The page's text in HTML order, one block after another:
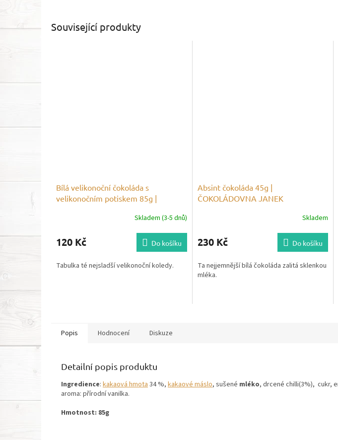
Související produkty
Bílá velikonoční čokoláda s
velikonočním potiskem 85g |
Skladem (3-5 dnů)
120 Kč Do košíku
Tabulka té nejsladší velikonoční koledy.
Absint čokoláda 45g |
ČOKOLÁDOVNA JANEK
Skladem
230 Kč Do košíku
Ta nejjemnější bílá čokoláda zalitá sklenkou
mléka.
Popis Hodnocení Diskuze
Detailní popis produktu
Ingredience: kakaová hmota 34 %, kakaové máslo, sušené mléko, drcené chilli(3%), cukr,
aroma: přírodní vanilka.
Hmotnost: 85g